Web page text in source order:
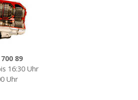
89
16:30 Uhr
Uhr